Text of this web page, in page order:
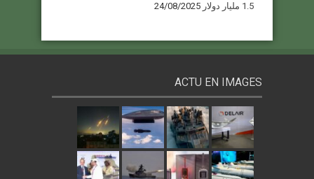
1.5 مليار دولار
24/08/2025
ACTU EN IMAGES